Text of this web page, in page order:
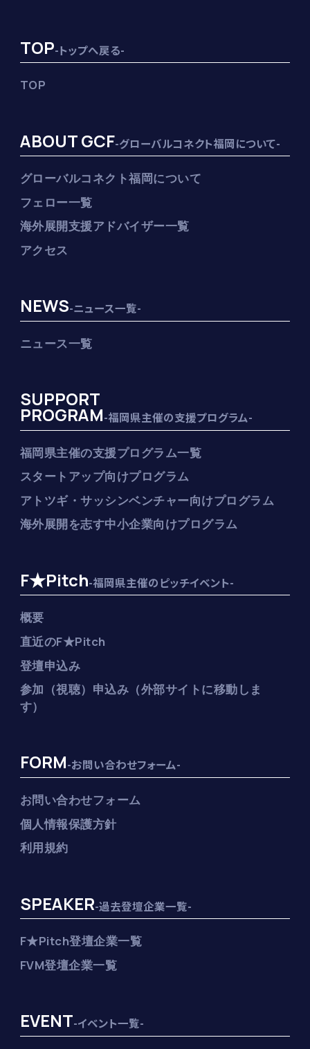
TOP-トップへ戻る-
TOP
ABOUT GCF-グローバルコネクト福岡について-
グローバルコネクト福岡について
フェロー一覧
海外展開支援アドバイザー一覧
アクセス
NEWS-ニュース一覧-
ニュース一覧
SUPPORT
PROGRAM-福岡県主催の支援プログラム-
福岡県主催の支援プログラム一覧
スタートアップ向けプログラム
アトツギ・サッシンベンチャー向けプログラム
海外展開を志す中小企業向けプログラム
F★Pitch-福岡県主催のピッチイベント-
概要
直近のF★Pitch
登壇申込み
参加（視聴）申込み（外部サイトに移動しま
す）
FORM-お問い合わせフォーム-
お問い合わせフォーム
個人情報保護方針
利用規約
SPEAKER-過去登壇企業一覧-
F★Pitch登壇企業一覧
FVM登壇企業一覧
EVENT-イベント一覧-